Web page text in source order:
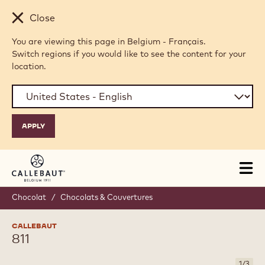
Skip to main content
Close
You are viewing this page in Belgium - Français.
Switch regions if you would like to see the content for your
location.
Chocolat / Chocolats & Couvertures
CALLEBAUT
811